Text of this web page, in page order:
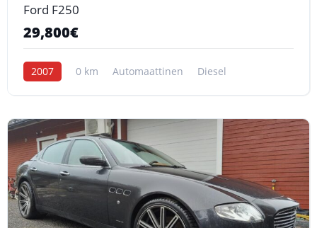
Ford F250
29,800€
2007 0 km Automaattinen Diesel